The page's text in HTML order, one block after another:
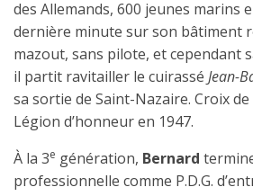
des Allemands, 600 jeunes marins
dernière minute sur son bâtiment
mazout, sans pilote, et cependant
il partit ravitailler le cuirassé Jean-
sa sortie de Saint-Nazaire. Croix
Légion d’honneuren 1947.
À la 3e génération, Bernard
professionnelle comme P.D.G.